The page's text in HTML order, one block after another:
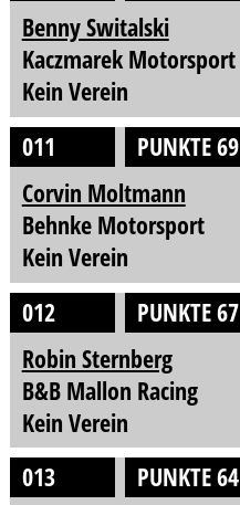
Benny Switalski
Kaczmarek Motorsport
Kein Verein
011
PUNKTE 69
Corvin Moltmann
Behnke Motorsport
Kein Verein
012
PUNKTE 67
Robin Sternberg
B&B Mallon Racing
Kein Verein
013
PUNKTE 64